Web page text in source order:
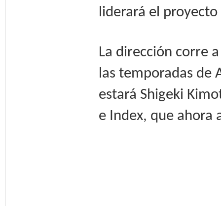
liderará el proyecto
La dirección corre
las temporadas de
estará Shigeki
e Index, que ahora